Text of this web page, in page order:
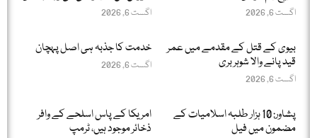
اگست 6, 2026 اگست 6, 2026
بیوی کے قتل کے مقدمے میں عمر
قید پانے والا شوہر بری
اگست 6, 2026
خدمت کا جذبہ ہی اصل پہچان
اگست 6, 2026
پشاور: 10 ہزار طلبہ اسلامیات کے
مضمون میں فیل
امریکا کے پاس اسلحے کے وافر
ذخائر موجود ہیں، ٹرمپ